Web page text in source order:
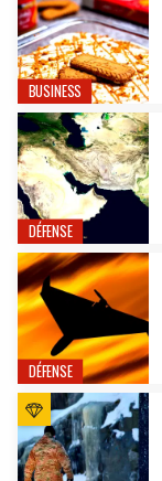
BUSINESS
DÉFENSE
DÉFENSE